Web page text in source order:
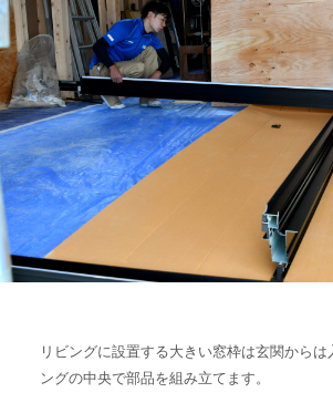
リビングに設置する大きい窓枠は玄関から
ングの中央で部品を組み立てます。